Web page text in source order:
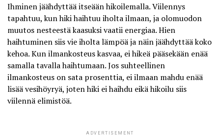
Ihminen jäähdyttää itseään hikoilemalla. Viilennys
tapahtuu, kun hiki haihtuu iholta ilmaan, ja olomuodon
muutos nesteestä kaasuksi vaatii energiaa. Hien
haihtuminen siis vie iholta lämpöä ja näin jäähdyttää koko
kehoa. Kun ilmankosteus kasvaa, ei hikeä pääsekään enää
samalla tavalla haihtumaan. Jos suhteellinen
ilmankosteus on sata prosenttia, ei ilmaan mahdu enää
lisää vesihöyryä, joten hiki ei haihdu eikä hikoilu siis
viilennä elimistöä.
ADVERTISEMENT